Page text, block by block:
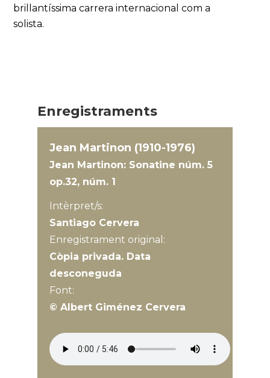
brillantíssima carrera internacional com a
solista.
Enregistraments
Jean Martinon (1910-1976)
Jean Martinon: Sonatine núm. 5
op.32, núm. 1
Intèrpret/s:
Santiago Cervera
Enregistrament original:
Còpia privada. Data
desconeguda
Font:
© Albert Giménez Cervera